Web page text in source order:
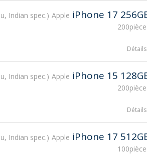
Indian spec. Apple iPhone 17
Détails
Indian spec. Apple iPhone 15
Détails
Indian spec. Apple iPhone 17